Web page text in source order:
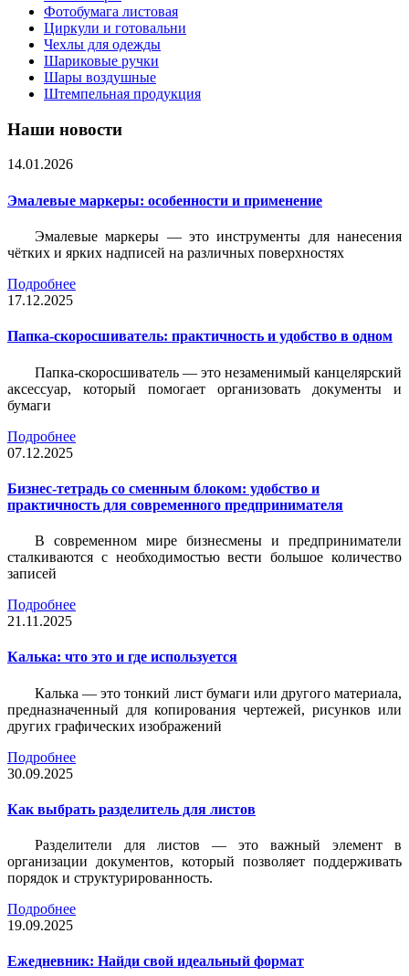
Фотобумага листовая
Циркули и готовальни
Чехлы для одежды
Шариковые ручки
Шары воздушные
Штемпельная продукция
Наши новости
14.01.2026
Эмалевые маркеры: особенности и применение
Эмалевые маркеры — это инструменты для нанесения
чётких и ярких надписей на различных поверхностях
Подробнее
17.12.2025
Папка-скоросшиватель: практичность и удобство в одном
Папка-скоросшиватель — это незаменимый канцелярский
аксессуар, который помогает организовать документы и
бумаги
Подробнее
07.12.2025
Бизнес-тетрадь со сменным блоком: удобство и
практичность для современного предпринимателя
В современном мире бизнесмены и предприниматели
сталкиваются с необходимостью вести большое количество
записей
Подробнее
21.11.2025
Калька: что это и где используется
Калька — это тонкий лист бумаги или другого материала,
предназначенный для копирования чертежей, рисунков или
других графических изображений
Подробнее
30.09.2025
Как выбрать разделитель для листов
Разделители для листов — это важный элемент в
организации документов, который позволяет поддерживать
порядок и структурированность.
Подробнее
19.09.2025
Ежедневник: Найди свой идеальный формат